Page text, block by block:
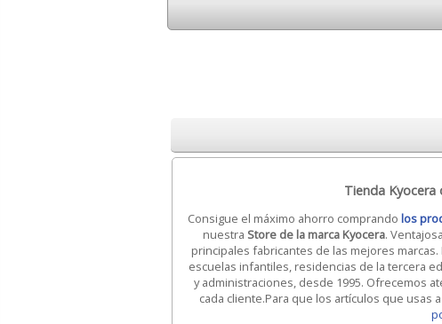
Tienda Kyocera
Consigue el máximo ahorro comprando los
nuestra Store de la marca Kyocera.
principales fabricantes de las mejores
escuelas infantiles, residencias de la tercera
y administraciones, desde 1995. Ofrecemos
cada cliente.Para que los artículos que